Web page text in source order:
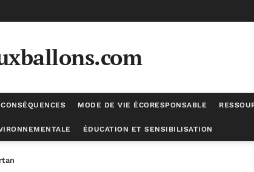
MODE DE VIE ÉCORESPONSABLE
ÉDUCATION ET SENSIBILISATION
de la recherche environnementale face aux enjeux